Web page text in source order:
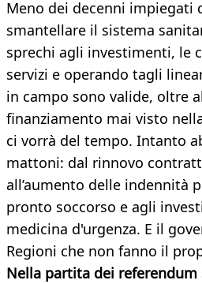
Meno dei decenni impiegati
smantellare il sistema
sprechi agli investimenti, le
servizi e operando tagli
in campo sono valide, oltre
finanziamento mai visto
ci vorrà del tempo. Intanto
mattoni: dal rinnovo
all’aumento delle indennità
pronto soccorso e agli
medicina d'urgenza. E il
Regioni che non fanno il
Nella partita dei referendum